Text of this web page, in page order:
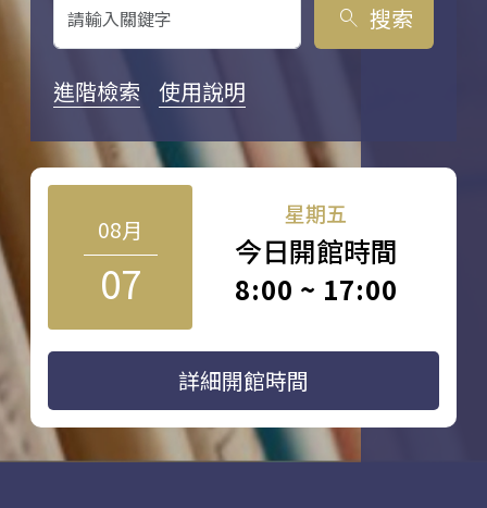
search 搜索
進階檢索 使用說明
08月
07
星期五
今日開館時間
8:00 ~ 17:00
詳細開館時間